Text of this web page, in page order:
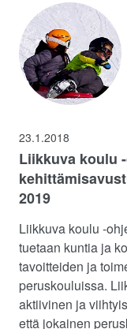
23.1.2018
Liikkuva koulu
2019
Liikkuva koulu -
tuetaan kuntia ja
tavoitteiden ja
peruskouluissa.
aktiivinen ja
että jokainen